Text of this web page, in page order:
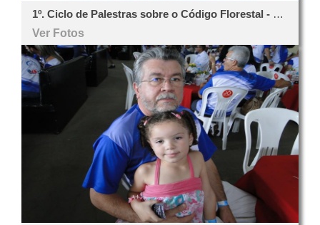
1º. Ciclo de Palestras sobre o Código Florestal - 05.12.2013
Ver Fotos